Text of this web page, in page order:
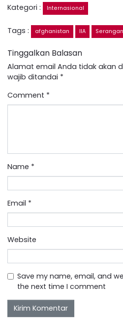
Kategori : Internasional
Tags : afghanistan IIA
Tinggalkan Balasan
Alamat email Anda tidak akan
wajib ditandai *
Comment *
Name *
Email *
Website
Save my name, email, and
the next time I comment